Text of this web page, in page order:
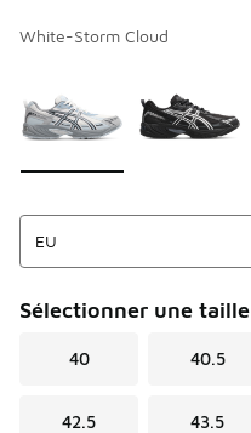
White-Storm Cloud
Sélectionner une taille
40 40.5
42.5 43.5